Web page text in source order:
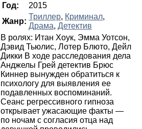
Год:
2015
Жанр:
Триллер, Криминал,
Драма, Детектив
В ролях: Итан Хоук, Эмма Уотсон,
Дэвид Тьюлис, Лотер Блюто, Дейл
Дикки В ходе расследования дела
Анджелы Грей детектив Брюс
Киннер вынужден обратиться к
психологу для выявления ее
подавленных воспоминаний.
Сеанс регрессивного гипноза
открывает ужасающие факты —
по ночам с согласия отца над